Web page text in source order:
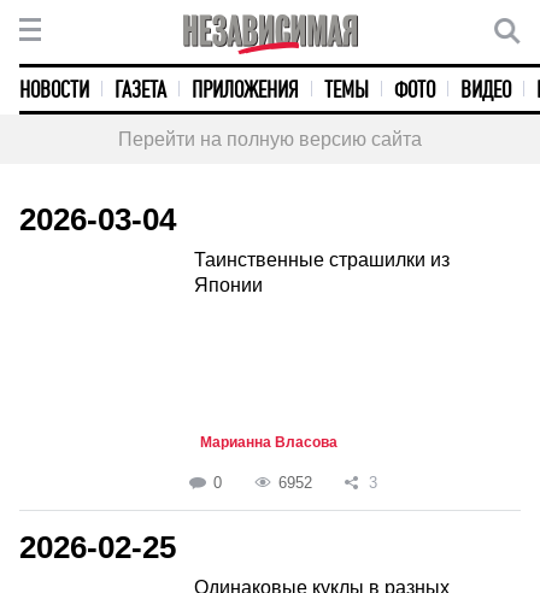
НОВОСТИ ГАЗЕТА ПРИЛОЖЕНИЯ ТЕМЫ ФОТО ВИДЕО
Перейти на полную версию сайта
2026-03-04
Таинственные страшилки из
Японии
Марианна Власова
0 6952 3
2026-02-25
Одинаковые куклы в разных